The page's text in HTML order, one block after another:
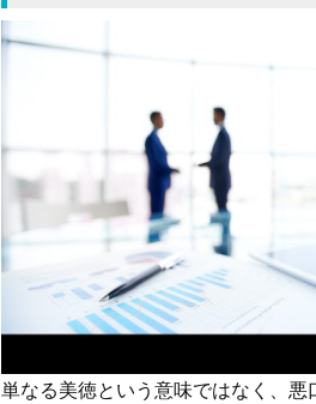
単なる美徳という意味ではなく、